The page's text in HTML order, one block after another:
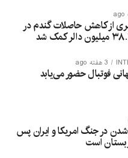
از کاهش حاصلات گندم در
3 هفته ago
فوتبال حضور می‌یابد
شدن در جنگ امریکا و ایران پس
است